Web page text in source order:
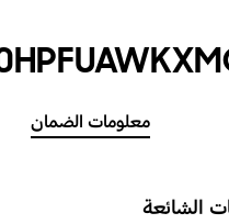
معلومات الضمان
الشائعة